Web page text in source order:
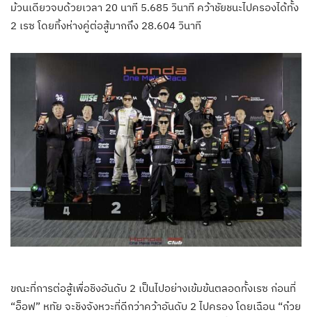
ม้วนเดียวจบด้วยเวลา 20 นาที 5.685 วินาที คว้าชัยชนะไปครองได้ทั้ง
2 เรซ โดยทิ้งห่างคู่ต่อสู้มากถึง 28.604 วินาที
ขณะที่การต่อสู้เพื่อชิงอันดับ 2 เป็นไปอย่างเข้มข้นตลอดทั้งเรซ ก่อนที่
“อ็อฟ” หทัย จะชิงจังหวะที่ดีกว่าคว้าอันดับ 2 ไปครอง โดยเฉือน “ก๋วย